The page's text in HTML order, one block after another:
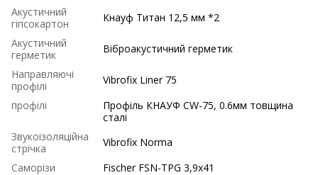
Акустичний
гіпсокартон
Кнауф Титан 12,5 мм *2
Акустичний
герметик
Віброакустичний герметик
Направляючі
профілі
Vibrofix Liner 75
профілі
Профіль КНАУФ CW-75, 0.6мм товщина
сталі
Звукоізоляційна
стрічка
Vibrofix Norma
Саморізи
Fischer FSN-TPG 3,9x41